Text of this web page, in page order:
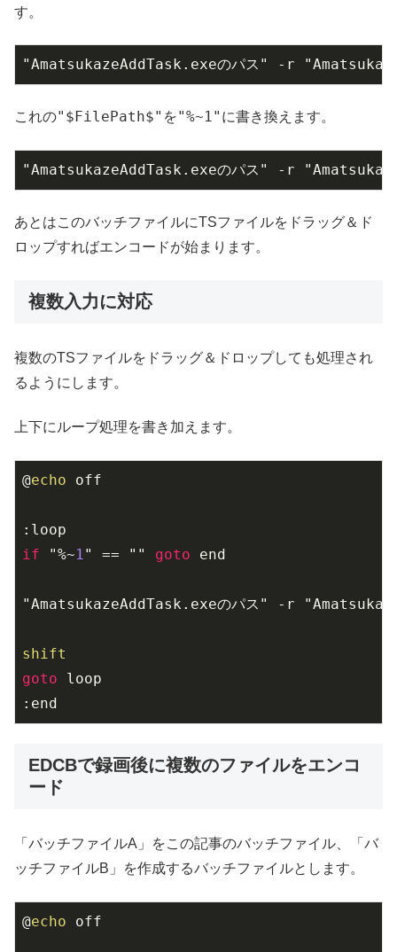
す。
"AmatsukazeAddTask.exeのパス" -r
これの"$FilePath$" を"%~1" に書き換えます。
"AmatsukazeAddTask.exeのパス" -r
あとはこのバッチファイルにTSファイルをドラッグ＆ド
ロップすればエンコードが始まります。
複数入力に対応
複数のTSファイルをドラッグ＆ドロップしても処理され
るようにします。
上下にループ処理を書き加えます。
@echo off
if "%~1 " == "" goto end
"AmatsukazeAddTask.exeのパス" -r
shift
goto loop
:end
EDCBで録画後に複数のファイルをエンコ
ード
「バッチファイルA」をこの記事のバッチファイル、「バ
ッチファイルB」を作成するバッチファイルとします。
@echo off